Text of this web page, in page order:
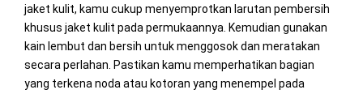
jaket kulit, kamu cukup menyemprotkan larutan pembersih
khusus jaket kulit pada permukaannya. Kemudian gunakan
kain lembut dan bersih untuk menggosok dan meratakan
secara perlahan. Pastikan kamu memperhatikan bagian
yang terkena noda atau kotoran yang menempel pada